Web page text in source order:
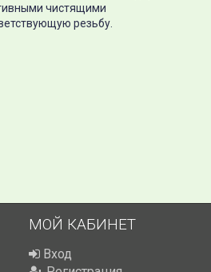
чистящими
резьбу.
МОЙ КАБИНЕТ
Вход